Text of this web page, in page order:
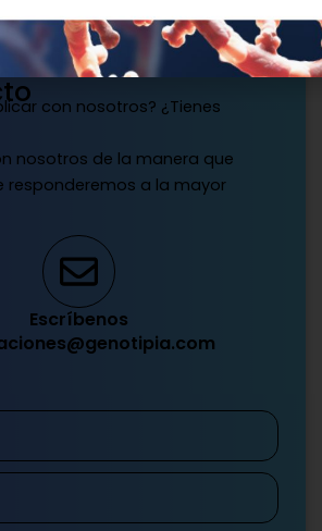
con nosotros? ¿Tienes
nosotros de la manera que
responderemos a la mayor
Escríbenos